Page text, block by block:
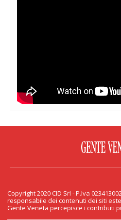
PRIVACY &
Copyright 2020 CID Srl - P.Iva
dei contenuti dei siti esterni eventualmente
Copyright 2020 CID Srl - P.Iva
responsabile dei contenuti dei siti
Gente Veneta percepisce i contributi